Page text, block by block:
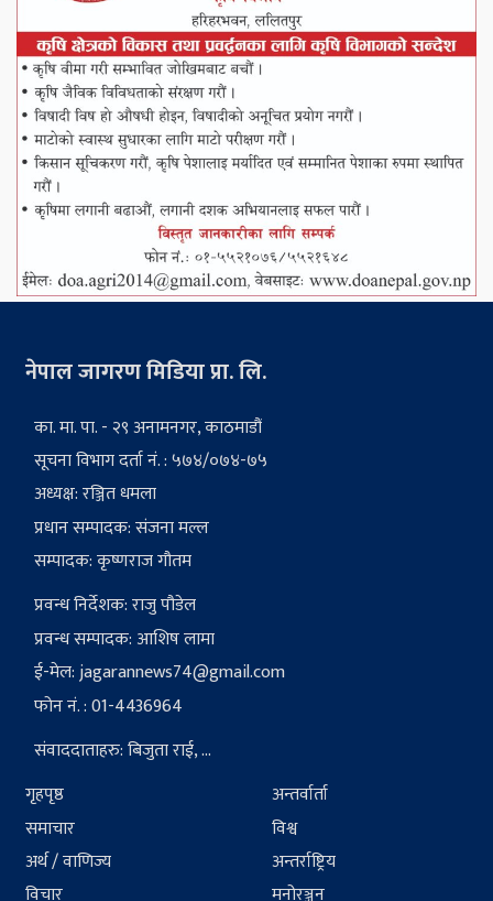
नेपाल जागरण मिडिया प्रा. लि.
का. मा. पा. - २९ अनामनगर, काठमाडौं
सूचना विभाग दर्ता नं. : ५७४/०७४-७५
अध्यक्ष: रञ्जित धमला
प्रधान सम्पादक: संजना मल्ल
सम्पादक: कृष्णराज गौतम
प्रवन्ध निर्देशक: राजु पौडेल
प्रवन्ध सम्पादक: आशिष लामा
ई-मेल:jagarannews74@gmail.com
फोन नं. : 01-4436964
संवाददाताहरु: बिजुता राई, ...
गृहपृष्ठ
समाचार
अर्थ / वाणिज्य
अन्तर्वार्ता
विश्व
अन्तर्राष्ट्रिय